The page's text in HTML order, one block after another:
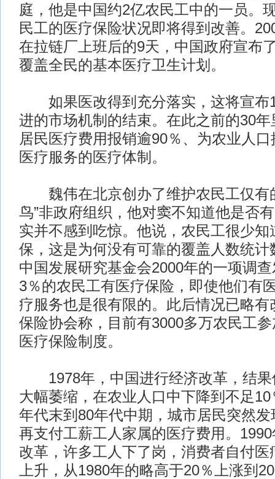
庭，他是中国约2亿农民工中的一员。
民工的医疗保险状况即将得到改善。
在拉链厂上班后的9天，中国政府宣布
覆盖全民的基本医疗卫生计划。
如果医改得到充分落实，这将宣布
进的市场机制的结束。在此之前的30
居民医疗费用报销逾90％、为农业人
医疗服务的医疗体制。
魏伟在北京创办了维护农民工仅有
鸟”非政府组织，他对窦不知道他是否
实并不感到吃惊。他说，农民工很少知
保，这是为何没有可靠的覆盖人数统计
中国发展研究基金会2000年的一项调
3％的农民工有医疗保险，即使他们有
疗服务也是很有限的。此后情况已略有
保险协会称，目前有3000多万农民工
医疗保险制度。
1978年，中国进行经济改革，结果
大幅萎缩，在农业人口中下降到不足
年代末到80年代中期，城市居民突然
再支付工薪工人家属的医疗费用。
改革，许多工人下了岗，消费者自付医
上升，从1980年的略高于20％上涨到